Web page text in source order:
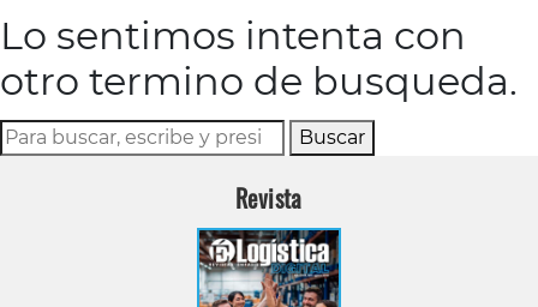
Lo sentimos intenta con
otro termino de busqueda.
Buscar
Revista